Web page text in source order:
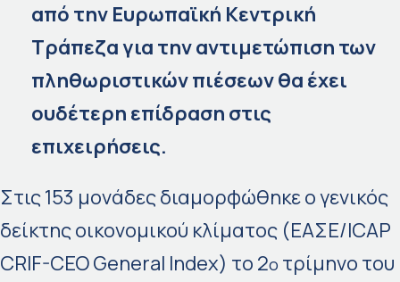
από την Ευρωπαϊκή Κεντρική
Τράπεζα για την αντιμετώπιση των
πληθωριστικών πιέσεων θα έχει
ουδέτερη επίδραση στις
επιχειρήσεις.
Στις 153 μονάδες διαμορφώθηκε ο γενικός
δείκτης οικονομικού κλίματος (ΕΑΣΕ/ICAP
CRIF-CEO General Index) το 2ο τρίμηνο του